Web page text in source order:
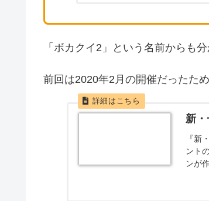
「ボカクイ2」という名前からも
前回は2020年2月の開催だったた
新・
『新
ント
ンが